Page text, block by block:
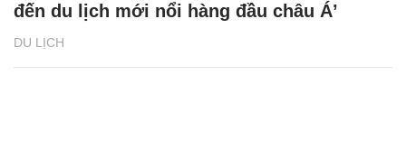
DU LỊCH
đến du lịch mới nổi hàng đầu châu Á’